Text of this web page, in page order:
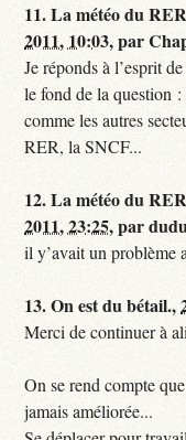
11.La météo du
2011, 10:03,par
Je réponds à l’esprit
le fond de la question
comme les autres
RER, la SNCF...
12.La météo du
2011, 23:25,par
il y’avait un problème
13.On est du bétail.,
Merci de continuer à
On se rend compte
jamais améliorée...